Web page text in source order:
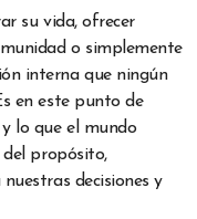
su vida, ofrecer
o simplemente
interna que ningún
en este punto de
lo que el mundo
del propósito,
decisiones y